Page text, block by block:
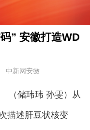
” 安徽打造WD
中新网安徽
储玮玮 孙雯）从
描述肝豆状核变